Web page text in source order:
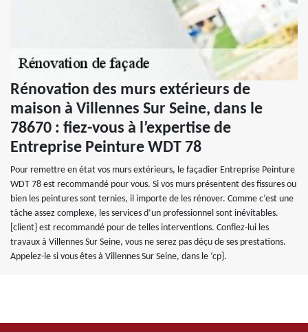
Rénovation des murs extérieurs de
maison à Villennes Sur Seine, dans le
78670 : fiez-vous à l’expertise de
Entreprise Peinture WDT 78
Pour remettre en état vos murs extérieurs, le façadier Entreprise Peinture
WDT 78 est recommandé pour vous. Si vos murs présentent des fissures ou
bien les peintures sont ternies, il importe de les rénover. Comme c’est une
tâche assez complexe, les services d’un professionnel sont inévitables.
[client} est recommandé pour de telles interventions. Confiez-lui les
travaux à Villennes Sur Seine, vous ne serez pas déçu de ses prestations.
Appelez-le si vous êtes à Villennes Sur Seine, dans le ‘cp}.